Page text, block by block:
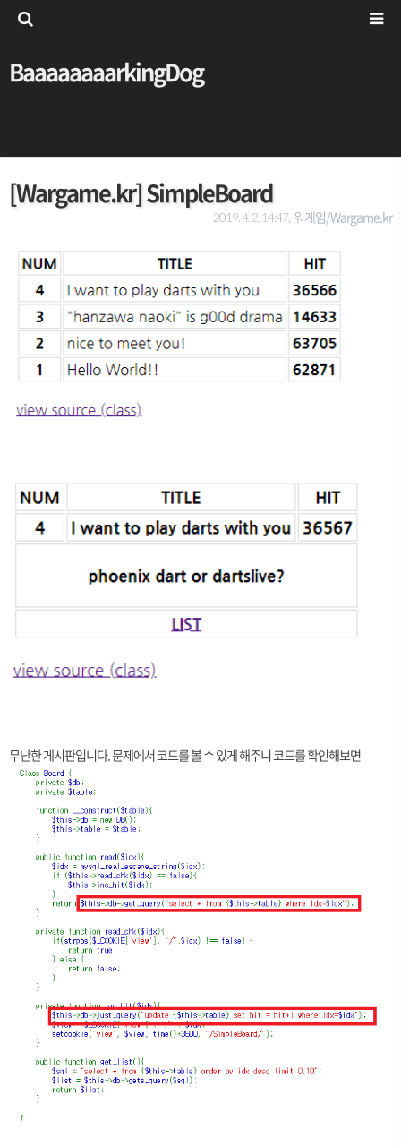
BaaaaaaaarkingDog
[Wargame.kr] SimpleBoard
2019. 4. 2. 14:47, 워게임/Wargame.kr
무난한 게시판입니다. 문제에서 코드를 볼 수 있게 해주니 코드를 확인해보면